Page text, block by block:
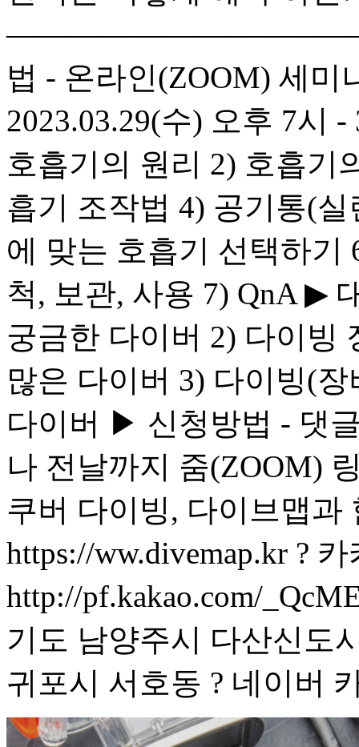
법 - 온라인(ZOOM) 세
2023.03.29(수) 오후 7시
호흡기의 원리 2) 호흡기
흡기 조작법 4) 공기통(
에 맞는 호흡기 선택하기
척, 보관, 사용 7) QnA ▶
궁금한 다이버 2) 다이빙
많은 다이버 3) 다이빙(
다이버 ▶ 신청방법 - 댓
나 전날까지 줌(ZOOM)
쿠버 다이빙, 다이브맵과
https://ww.divemap.kr ?
http://pf.kakao.com/
기도 남양주시 다산신도
귀포시 서호동 ? 네이버